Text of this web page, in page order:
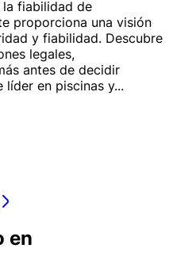
la fiabilidad de
proporciona una visión
y fiabilidad. Descubre
legales,
antes de decidir
líder en piscinas y...
en